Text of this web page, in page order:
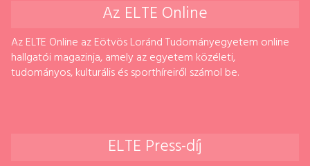
Az ELTE Online
Az ELTE Online az Eötvös Loránd Tudományegyetem online
hallgatói magazinja, amely az egyetem közéleti,
tudományos, kulturális és sporthíreiről számol be.
ELTE Press-díj